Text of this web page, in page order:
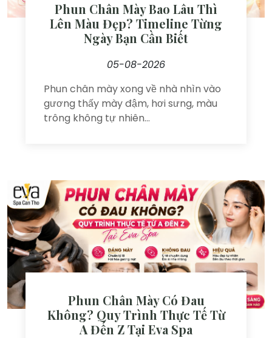
Phun Chân Mày Bao Lâu Thì
Lên Màu Đẹp? Timeline Từng
Ngày Bạn Cần Biết
05-08-2026
Phun chân mày xong về nhà nhìn vào
gương thấy mày đậm, hơi sưng, màu
trông không tự nhiên...
Phun Chân Mày Có Đau
Không? Quy Trình Thực Tế Từ
A Đến Z Tại Eva Spa